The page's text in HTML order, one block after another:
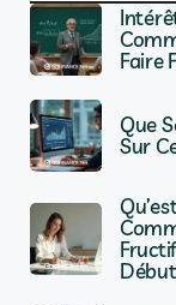
Faire
Que
Sur